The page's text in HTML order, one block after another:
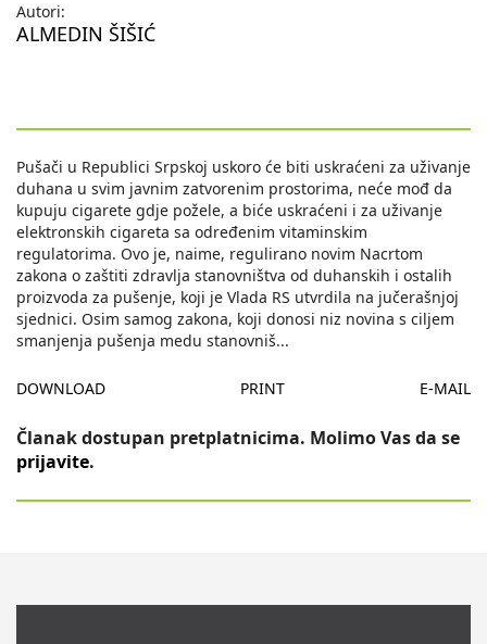
Autori:
ALMEDIN ŠIŠIĆ
Pušači u Republici Srpskoj uskoro će biti uskraćeni za uživanje
duhana u svim javnim zatvorenim prostorima, neće mođ da
kupuju cigarete gdje požele, a biće uskraćeni i za uživanje
elektronskih cigareta sa određenim vitaminskim
regulatorima. Ovo je, naime, regulirano novim Nacrtom
zakona o zaštiti zdravlja stanovništva od duhanskih i ostalih
proizvoda za pušenje, koji je Vlada RS utvrdila na jučerašnjoj
sjednici. Osim samog zakona, koji donosi niz novina s ciljem
smanjenja pušenja medu stanovniš...
DOWNLOAD PRINT E-MAIL
Članak dostupan pretplatnicima. Molimo Vas da se
prijavite.